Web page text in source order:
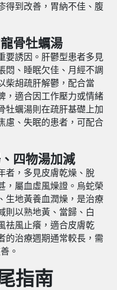
得到改善，胃納不佳、腹
骨牡蠣湯
要誘因。肝鬱型患者多見
悶、睡眠欠佳、月經不調
柴胡疏肝解鬱，配合當
，適合因工作壓力或情緒
牡蠣湯則在疏肝基礎上加
慮、失眠的患者，可配合
四物湯加減
者，多見皮膚乾燥、脫
，屬血虛風燥證。烏蛇榮
生地黃養血潤燥，是治療
則以熟地黃、當歸、白
祛風止癢，適合皮膚乾
的治療週期通常較長，需
。
指南